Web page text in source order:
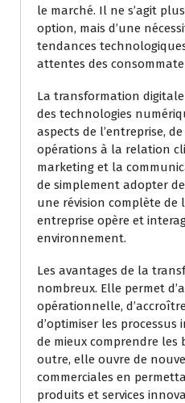
le marché. Il ne s’agit
option, mais d’une
tendances
attentes des
La transformation
des technologies
aspects de l’entreprise,
opérations à la relation
marketing et la
de simplement adopter
une révision complète
entreprise opère et
environnement.
Les avantages de la
nombreux. Elle permet
opérationnelle,
d’optimiser les
de mieux comprendre les
outre, elle ouvre de
commerciales en
produits et services